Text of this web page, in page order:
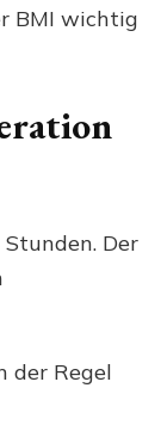
BMI wichtig
Der
der Regel